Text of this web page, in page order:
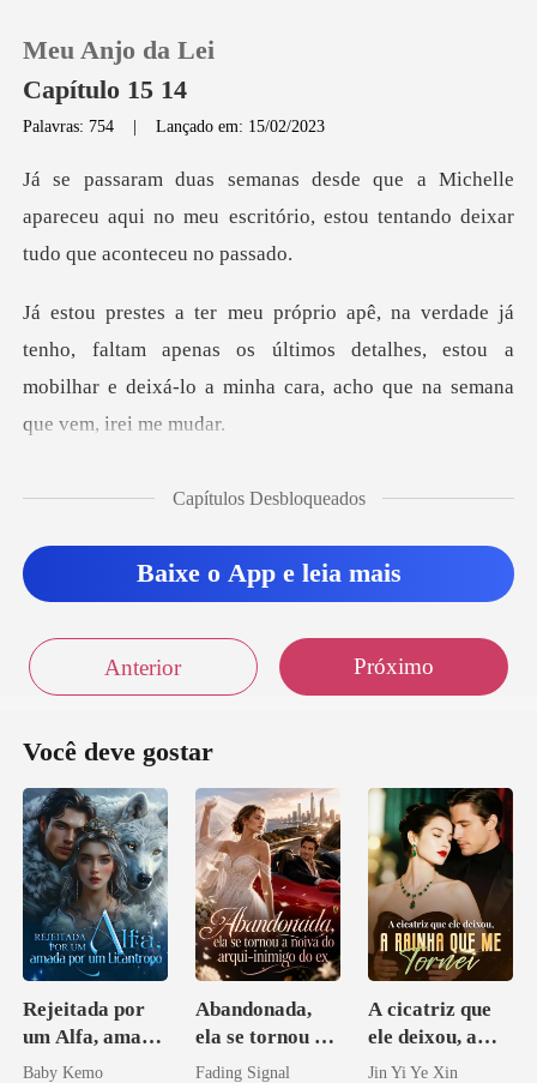
0
Histórico
Sair
Meu Anjo da Lei
Capítulo 15 14
Palavras: 754 |Lançado em: 15/02/2023
elle
apareceu aqui no meu escritório, estou
faltam apenas os últimos detalhes, estou a
mobilhar e deix
Capítulos Desbloqueados
Baixe o App e leia mais
Anterior Próximo
Você deve gostar
Rejeitada por
um Alfa, amada
por um
Baby Kemo
Abandonada,
ela se tornou a
noiva do arqui-
Fading Signal
A cicatriz que
ele deixou, a
rainha que me
Jin Yi Ye Xin